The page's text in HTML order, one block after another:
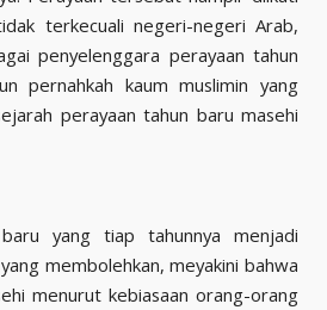
terkecuali negeri-negeri Arab,
penyelenggara perayaan tahun
pernahkah kaum muslimin yang
perayaan tahun baru masehi
yang tiap tahunnya menjadi
membolehkan, meyakini bahwa
menurut kebiasaan orang-orang